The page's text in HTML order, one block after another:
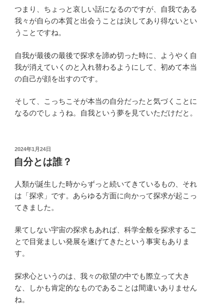
つまり、ちょっと哀しい話になるのですが、自我である
我々が自らの本質と出会うことは決してあり得ないとい
うことですね。
自我が最後の最後で探求を諦め切った時に、ようやく自
我が消えていくのと入れ替わるようにして、初めて本当
の自己が顔を出すのです。
そして、こっちこそが本当の自分だったと気づくことに
なるのでしょうね。自我という夢を見ていただけだと。
投
稿
日:
2024年1月24日
自分とは誰？
人類が誕生した時からずっと続いてきているもの、それ
は「探求」です。あらゆる方面に向かって探求が起こっ
てきました。
果てしない宇宙の探求もあれば、科学全般を探求するこ
とで目覚ましい発展を遂げてきたという事実もありま
す。
探求心というのは、我々の欲望の中でも際立って大き
な、しかも肯定的なものであることは間違いありません
ね。